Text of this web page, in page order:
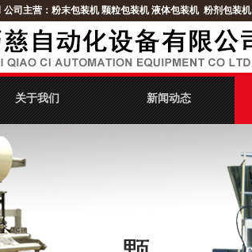
公司主营： 粉末包装机 颗粒包装机 液体包装机 粉剂包装机
关于我们 新闻动态